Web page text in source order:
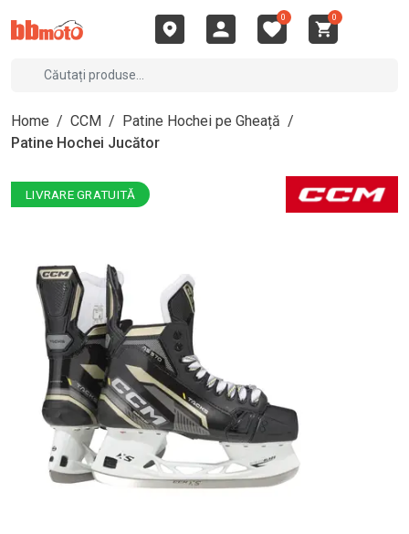
0 0
Home / CCM / Patine Hochei pe Gheață /
Patine Hochei Jucător
LIVRARE GRATUITĂ